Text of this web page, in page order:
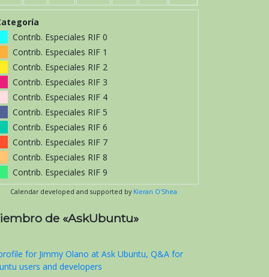
Contrib. Especiales RIF 0
Contrib. Especiales RIF 1
Contrib. Especiales RIF 2
Contrib. Especiales RIF 3
Contrib. Especiales RIF 4
Contrib. Especiales RIF 5
Contrib. Especiales RIF 6
Contrib. Especiales RIF 7
Contrib. Especiales RIF 8
Contrib. Especiales RIF 9
Calendar developed and supported by Kieran O'Shea
de «AskUbuntu»